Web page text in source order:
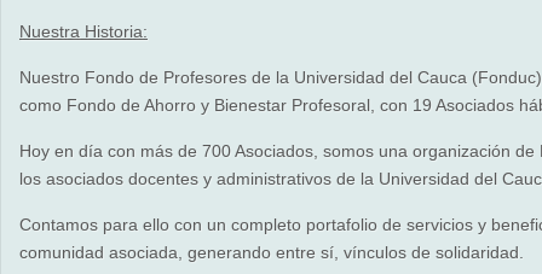
Nuestra Historia:
Nuestro Fondo de Profesores de la Universidad del Cauca
como Fondo de Ahorro y Bienestar Profesoral, con 19 Asociados
Hoy en día con más de 700 Asociados, somos una organización
los asociados docentes y administrativos de la Universidad del
Contamos para ello con un completo portafolio de servicios y
comunidad asociada, generando entre sí, vínculos de solidaridad.